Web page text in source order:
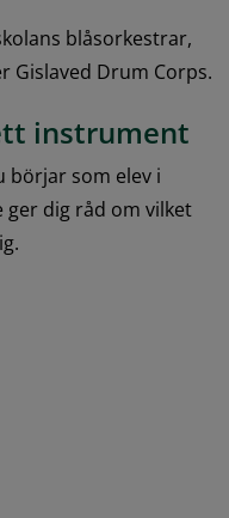
blåsorkestrar,
Gislaved Drum Corps.
instrument
börjar som elev i
ger dig råd om vilket